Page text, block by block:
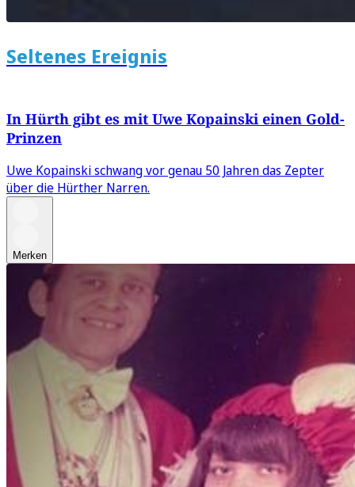
Seltenes Ereignis
In Hürth gibt es mit Uwe Kopainski einen Gold-
Prinzen
Uwe Kopainski schwang vor genau 50 Jahren das Zepter
über die Hürther Narren.
Merken